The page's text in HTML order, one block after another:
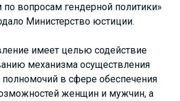
вопросам гендерной политики»
Министерство юстиции.
имеет целью содействие
механизма осуществления
в сфере обеспечения
женщин и мужчин, а